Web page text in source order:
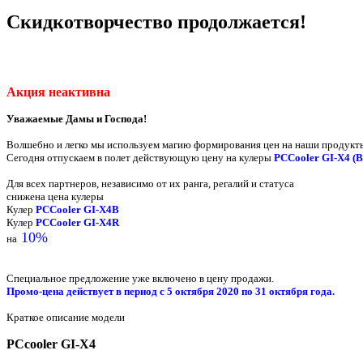
Скидкотворчество продолжается!
Акция неактивна
Уважаемые Дамы и Господа!
Волшебно и легко мы используем магию формирования цен на наши
Сегодня отпускаем в полет действующую цену на кулеры PCCooler GI-X4
Для всех партнеров, независимо от их ранга, регалий и статуса
снижена цена кулеры
Кулер PCCooler GI-X4B
Кулер PCCooler GI-X4R
на 10%
Специальное предложение уже включено в цену продажи.
Промо-цена действует в период с 5 октября 2020 по 31 октября года.
Краткое описание модели
PCcooler GI-X4